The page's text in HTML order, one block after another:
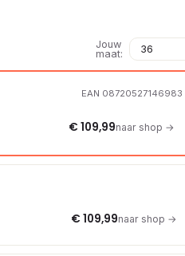
Jouw
maat:
EAN 08720527146983
€ 109,99naar shop →
€ 109,99naar shop →